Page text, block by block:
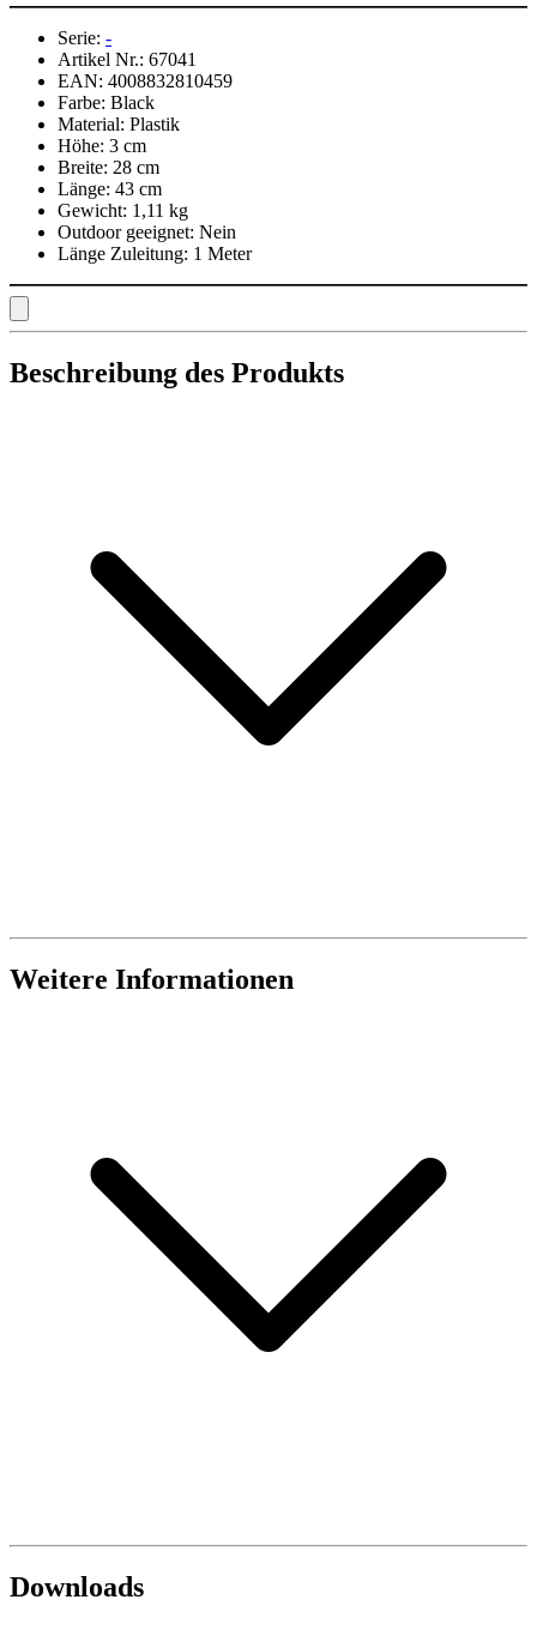
Serie: -
Artikel Nr.: 67041
EAN: 4008832810459
Farbe: Black
Material: Plastik
Höhe: 3 cm
Breite: 28 cm
Länge: 43 cm
Gewicht: 1,11 kg
Outdoor geeignet: Nein
Länge Zuleitung: 1 Meter
Beschreibung des Produkts
Weitere Informationen
Downloads